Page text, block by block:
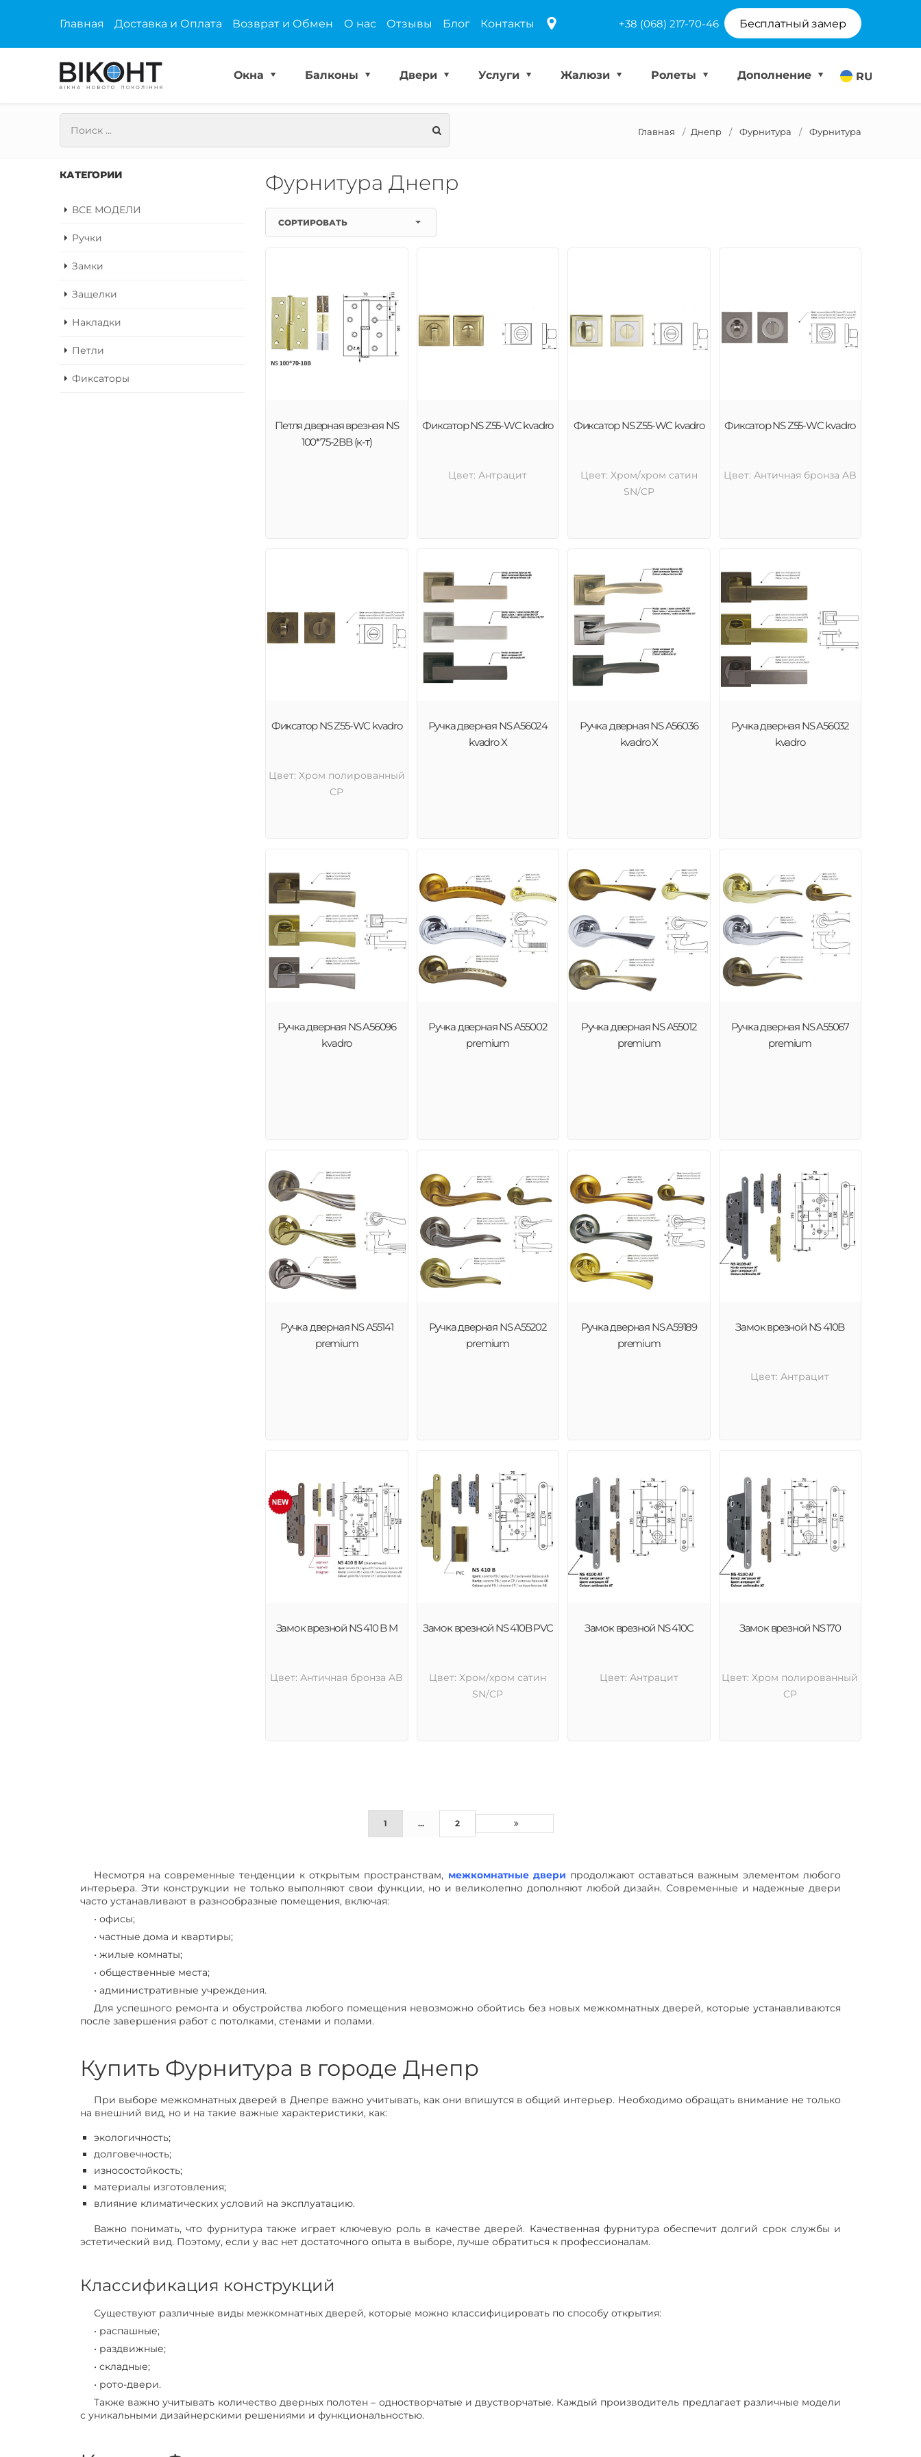
Главная Доставка и Оплата Возврат и Обмен О нас Отзывы Блог Контакты +38 (068) 217-70-46 Бесплатный замер
RU
Окна Балконы Двери Услуги Жалюзи Ролеты Дополнение
Главная Днепр Фурнитура Фурнитура
КАТЕГОРИИ
ВСЕ МОДЕЛИ
Ручки
Замки
Защелки
Накладки
Петли
Фиксаторы
Фурнитура Днепр
СОРТИРОВАТЬ
Петля дверная врезная NS
100*75-2BB (к-т)
Фиксатор NS Z55-WC kvadro
Цвет: Антрацит
Фиксатор NS Z55-WC kvadro
Цвет: Хром/хром сатин
SN/CP
Фиксатор NS Z55-WC kvadro
Цвет: Античная бронза AB
Фиксатор NS Z55-WC kvadro
Цвет: Хром полированный
CP
Ручка дверная NS A56024
kvadro X
Ручка дверная NS A56036
kvadro X
Ручка дверная NS A56032
kvadro
Ручка дверная NS A56096
kvadro
Ручка дверная NS A55002
premium
Ручка дверная NS A55012
premium
Ручка дверная NS A55067
premium
Ручка дверная NS A55141
premium
Ручка дверная NS A55202
premium
Ручка дверная NS A59189
premium
Замок врезной NS 410B
Цвет: Антрацит
Замок врезной NS 410 B M
Цвет: Античная бронза AB
Замок врезной NS 410B PVC
Цвет: Хром/хром сатин
SN/CP
Замок врезной NS 410C
Цвет: Антрацит
Замок врезной NS 170
Цвет: Хром полированный
CP
1 ... 2
Несмотря на современные тенденции к открытым пространствам, межкомнатные двери продолжают оставаться важным элементом любого
интерьера. Эти конструкции не только выполняют свои функции, но и великолепно дополняют любой дизайн. Современные и надежные двери
часто устанавливают в разнообразные помещения, включая:
• офисы;
• частные дома и квартиры;
• жилые комнаты;
• общественные места;
• административные учреждения.
Для успешного ремонта и обустройства любого помещения невозможно обойтись без новых межкомнатных дверей, которые устанавливаются
после завершения работ с потолками, стенами и полами.
Купить Фурнитура в городе Днепр
При выборе межкомнатных дверей в Днепре важно учитывать, как они впишутся в общий интерьер. Необходимо обращать внимание не только
на внешний вид, но и на такие важные характеристики, как:
экологичность;
долговечность;
износостойкость;
материалы изготовления;
влияние климатических условий на эксплуатацию.
Важно понимать, что фурнитура также играет ключевую роль в качестве дверей. Качественная фурнитура обеспечит долгий срок службы и
эстетический вид. Поэтому, если у вас нет достаточного опыта в выборе, лучше обратиться к профессионалам.
Классификация конструкций
Существуют различные виды межкомнатных дверей, которые можно классифицировать по способу открытия:
• распашные;
• раздвижные;
• складные;
• рото-двери.
Также важно учитывать количество дверных полотен – одностворчатые и двустворчатые. Каждый производитель предлагает различные модели
с уникальными дизайнерскими решениями и функциональностью.